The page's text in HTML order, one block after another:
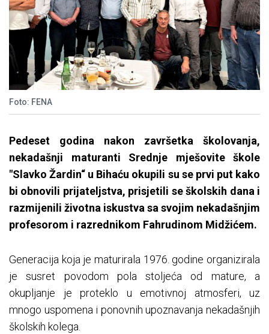
Foto: FENA
Pedeset godina nakon završetka školovanja,
nekadašnji maturanti Srednje mješovite škole
"Slavko Žardin“ u Bihaću okupili su se prvi put kako
bi obnovili prijateljstva, prisjetili se školskih dana i
razmijenili životna iskustva sa svojim nekadašnjim
profesorom i razrednikom Fahrudinom Midžićem.
Generacija koja je maturirala 1976. godine organizirala
je susret povodom pola stoljeća od mature, a
okupljanje je proteklo u emotivnoj atmosferi, uz
mnogo uspomena i ponovnih upoznavanja nekadašnjih
školskih kolega.